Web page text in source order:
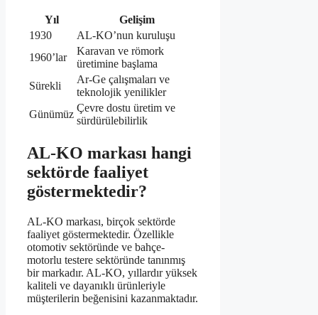
Yıl
Gelişim
1930
AL-KO’nun kuruluşu
1960’lar
Karavan ve römork
üretimine başlama
Sürekli
Ar-Ge çalışmaları ve
teknolojik yenilikler
Günümüz
Çevre dostu üretim ve
sürdürülebilirlik
AL-KO markası hangi
sektörde faaliyet
göstermektedir?
AL-KO markası, birçok sektörde
faaliyet göstermektedir. Özellikle
otomotiv sektöründe ve bahçe-
motorlu testere sektöründe tanınmış
bir markadır. AL-KO, yıllardır yüksek
kaliteli ve dayanıklı ürünleriyle
müşterilerin beğenisini kazanmaktadır.